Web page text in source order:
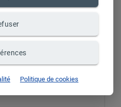
Politique de cookies